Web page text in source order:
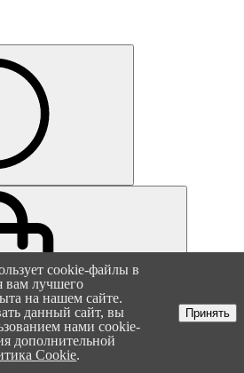
cookie-файлы в
вам лучшего
на нашем сайте.
данный сайт, вы
нами cookie-
дополнительной
Cookie.
Принять